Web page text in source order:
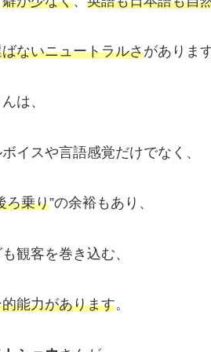
ないニュートラルさがあります
んは、
イスや言語感覚だけでなく、
ろ乗り”の余裕もあり、
観客を巻き込む、
能力があります。